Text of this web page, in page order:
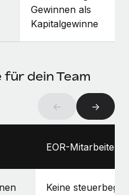
Gewinnen als
Kapitalgewinne
dein Team
← →
EOR-
Keine